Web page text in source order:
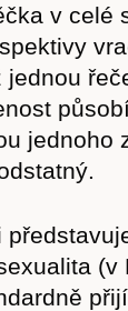
v celé
jednoho
(v